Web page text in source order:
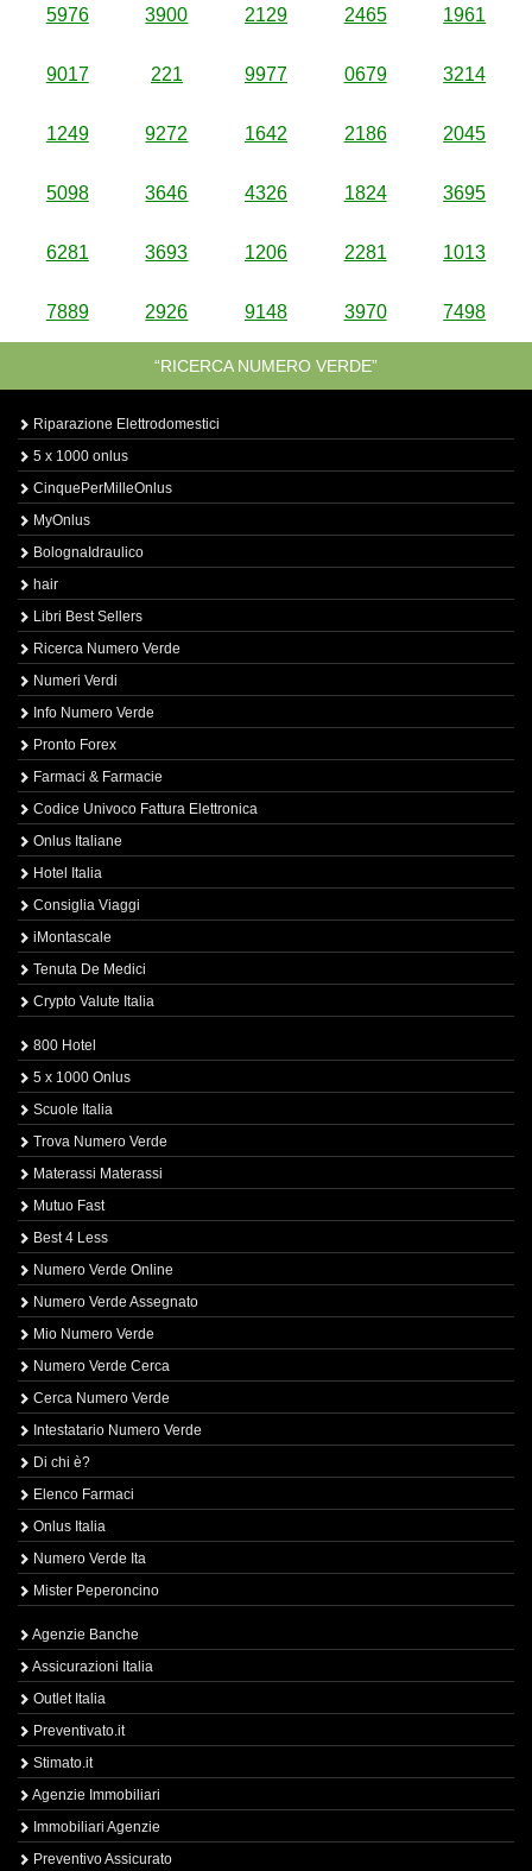
5976 3900 2129 2465 1961
9017 221 9977 0679 3214
1249 9272 1642 2186 2045
5098 3646 4326 1824 3695
6281 3693 1206 2281 1013
7889 2926 9148 3970 7498
“RICERCA NUMERO VERDE”
Riparazione Elettrodomestici
5 x 1000 onlus
CinquePerMilleOnlus
MyOnlus
BolognaIdraulico
hair
Libri Best Sellers
Ricerca Numero Verde
Numeri Verdi
Info Numero Verde
Pronto Forex
Farmaci & Farmacie
Codice Univoco Fattura Elettronica
Onlus Italiane
Hotel Italia
Consiglia Viaggi
iMontascale
Tenuta De Medici
Crypto Valute Italia
800 Hotel
5 x 1000 Onlus
Scuole Italia
Trova Numero Verde
Materassi Materassi
Mutuo Fast
Best 4 Less
Numero Verde Online
Numero Verde Assegnato
Mio Numero Verde
Numero Verde Cerca
Cerca Numero Verde
Intestatario Numero Verde
Di chi è?
Elenco Farmaci
Onlus Italia
Numero Verde Ita
Mister Peperoncino
Agenzie Banche
Assicurazioni Italia
Outlet Italia
Preventivato.it
Stimato.it
Agenzie Immobiliari
Immobiliari Agenzie
Preventivo Assicurato